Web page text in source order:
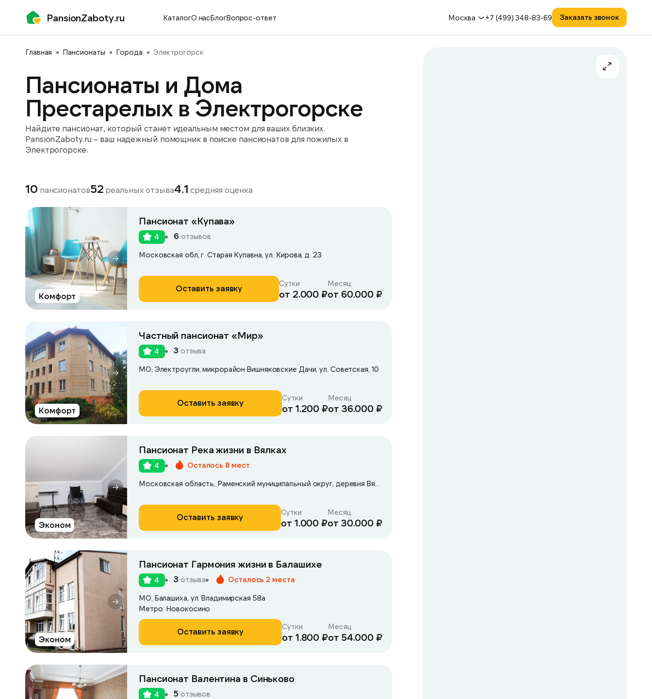
PansionZaboty.ru КаталогО насБлогВопрос-ответ Москва +7 (499) 348-83-69 Заказать звонок
Главная Пансионаты Города Электрогорск
Пансионаты и Дома
Престарелых в Электрогорске
Найдите пансионат, который станет идеальным местом для ваших близких.
PansionZaboty.ru – ваш надежный помощник в поиске пансионатов для пожилых в
Электрогорске.
10 пансионатов52 реальных отзыва4.1 средняя оценка
Комфорт
Пансионат «Купава»
4 6 отзывов
Московская обл, г. Старая Купавна, ул. Кирова, д. 23
Оставить заявку Сутки
от 2.000 ₽
Месяц
от 60.000 ₽
Комфорт
Частный пансионат «Мир»
4 3 отзыва
МО, Электроугли, микрорайон Вишняковские Дачи, ул. Советская, 10
Оставить заявку Сутки
от 1.200 ₽
Месяц
от 36.000 ₽
Эконом
Пансионат Река жизни в Вялках
4 Осталось 8 мест
Оставить заявку Сутки
от 1.000 ₽
Месяц
от 30.000 ₽
Эконом
Пансионат Гармония жизни в Балашихе
4 3 отзыва Осталось 2 места
МО, Балашиха, ул. Владимирская 58а
Метро: Новокосино
Оставить заявку Сутки
от 1.800 ₽
Месяц
от 54.000 ₽
Пансионат Валентина в Синьково
4 5 отзывов